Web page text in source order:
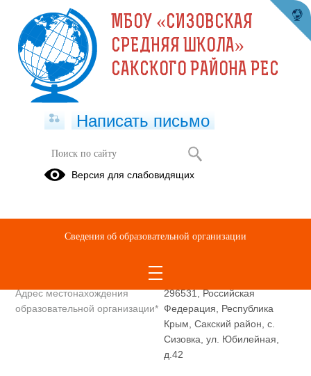
Полное наименование
образовательной организации* общеобразовательное
образовательной организации*
Адрес местонахождения
образовательной организации*
296531, Российская
Федерация, Республика
Крым, Сакский район, с.
Сизовка, ул. Юбилейная,
д.42
МБОУ «СИЗОВСКАЯ
СРЕДНЯЯ ШКОЛА»
САКСКОГО РАЙОНА РЕС
Написать письмо
Версия для слабовидящих
Сведения об образовательной организации